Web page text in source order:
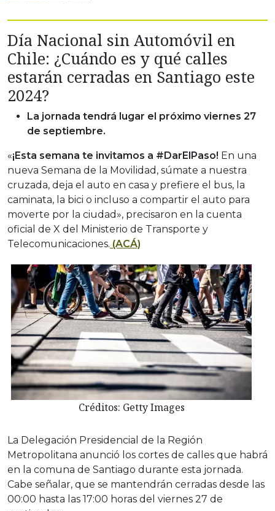
Día Nacional sin Automóvil en
Chile: ¿Cuándo es y qué calles
estarán cerradas en Santiago este
2024?
La jornada tendrá lugar el próximo viernes 27
de septiembre.
«¡Esta semana te invitamos a #DarElPaso! En una
nueva Semana de la Movilidad, súmate a nuestra
cruzada, deja el auto en casa y prefiere el bus, la
caminata, la bici o incluso a compartir el auto para
moverte por la ciudad», precisaron en la cuenta
oficial de X del Ministerio de Transporte y
Telecomunicaciones. (ACÁ)
Créditos: Getty Images
La Delegación Presidencial de la Región
Metropolitana anunció los cortes de calles que habrá
en la comuna de Santiago durante esta jornada.
Cabe señalar, que se mantendrán cerradas desde las
00:00 hasta las 17:00 horas del viernes 27 de